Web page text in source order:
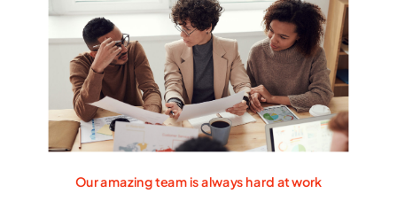
Our amazing team is always hard at work